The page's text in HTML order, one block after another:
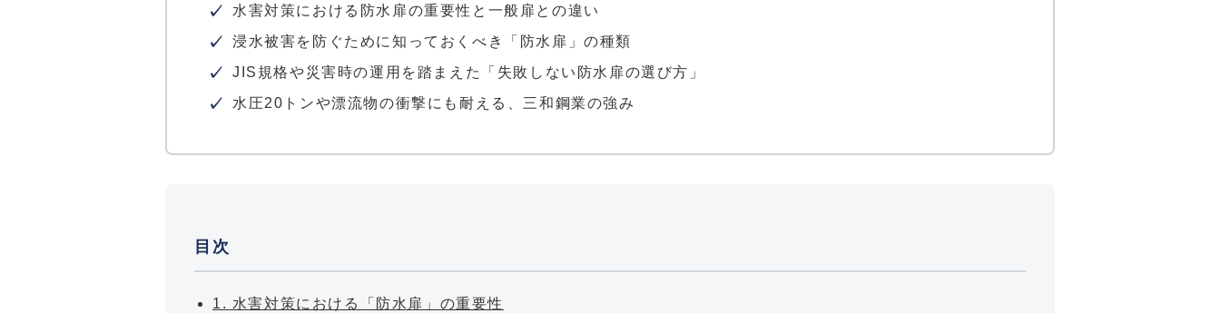
水害対策における防水扉の重要性と一般扉との違い
浸水被害を防ぐために知っておくべき「防水扉」の種類
JIS規格や災害時の運用を踏まえた「失敗しない防水扉の選び方」
水圧20トンや漂流物の衝撃にも耐える、三和鋼業の強み
目次
1. 水害対策における「防水扉」の重要性